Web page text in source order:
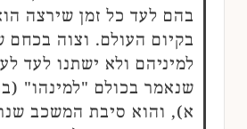
בהם לעד כל זמן שירצה
בקיום העולם. וצוה בכחם
למיניהם ולא ישתנו לעד
שנאמר בכולם "למינהו"
א), והוא סיבת המשכב